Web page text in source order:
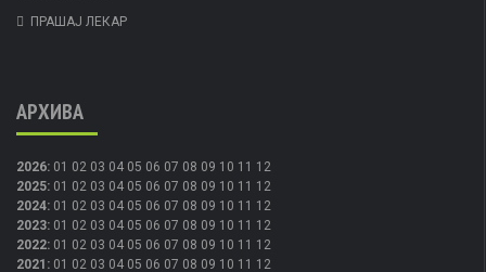
ПРАШАЈ ЛЕКАР
АРХИВА
2026: 01 02 03 04 05 06 07 08 09 10 11 12
2025: 01 02 03 04 05 06 07 08 09 10 11 12
2024: 01 02 03 04 05 06 07 08 09 10 11 12
2023: 01 02 03 04 05 06 07 08 09 10 11 12
2022: 01 02 03 04 05 06 07 08 09 10 11 12
2021 : 01 02 03 04 05 06 07 08 09 10 11 12